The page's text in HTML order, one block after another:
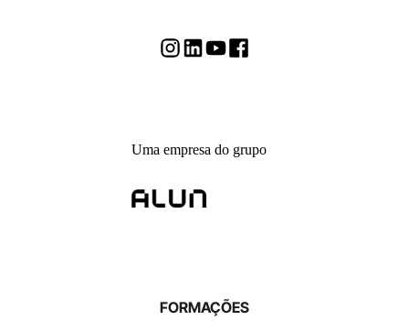
Uma empresa do grupo
FORMAÇÕES